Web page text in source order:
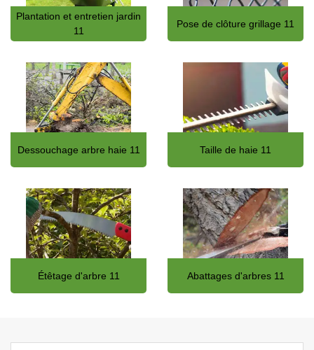
Plantation et entretien jardin
11
Pose de clôture grillage 11
Dessouchage arbre haie 11 Taille de haie 11
Étêtage d'arbre 11 Abattages d'arbres 11